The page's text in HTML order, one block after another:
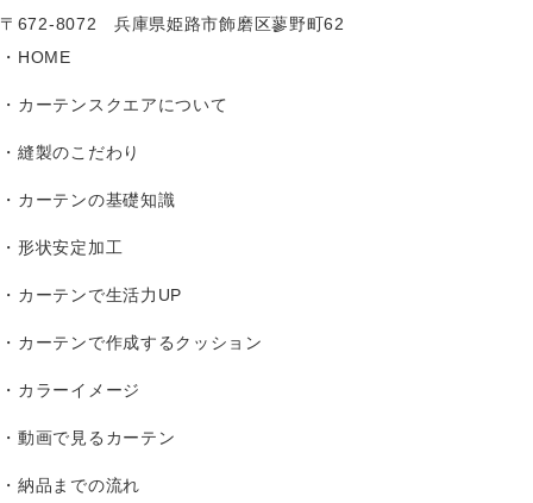
〒672-8072 兵庫県姫路市飾磨区蓼野町62
HOME
カーテンスクエアについて
縫製のこだわり
カーテンの基礎知識
形状安定加工
カーテンで生活力UP
カーテンで作成するクッション
カラーイメージ
動画で見るカーテン
納品までの流れ